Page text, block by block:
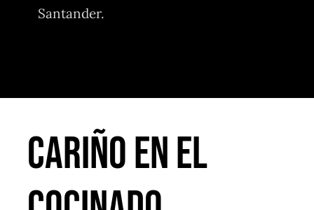
Santander.
Cariño en el